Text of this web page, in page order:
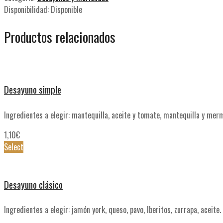
Disponibilidad: Disponible
Productos relacionados
Desayuno simple
Ingredientes a elegir: mantequilla, aceite y tomate, mantequilla y
1,10€
Select
Desayuno clásico
Ingredientes a elegir: jamón york, queso, pavo, Iberitos, zurrapa, aceite.